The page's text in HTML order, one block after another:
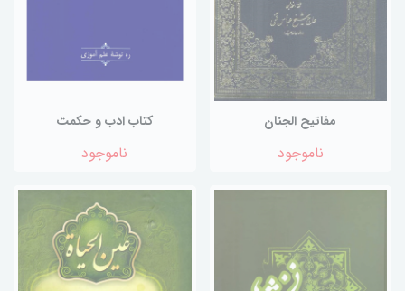
مفاتیح الجنان
ناموجود
کتاب ادب و حکمت
ناموجود